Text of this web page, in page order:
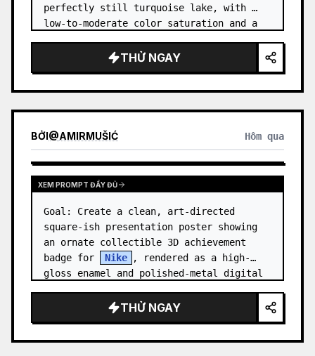
perfectly still turquoise lake, with
low-to-moderate color saturation and a
composition on an enormous white jade
and pale a…
THỬ NGAY
BỞI@AMIRMUŠIĆ Hôm qua
XEM PROMPT ĐẦY ĐỦ
Goal: Create a clean, art-directed
square-ish presentation poster showing
an ornate collectible 3D achievement
badge for
Nike
, rendered as a high-
gloss enamel and polished-metal digital
Canvas: Wide 16:9 white stu…
THỬ NGAY